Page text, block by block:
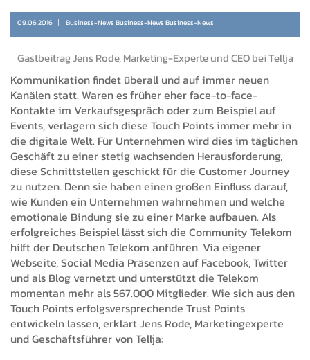
09.06.2016 Business-News Business-News Business-News
Gastbeitrag Jens Rode, Marketing-Experte und CEO bei Tellja
Kommunikation findet überall und auf immer neuen
Kanälen statt. Waren es früher eher face-to-face-
Kontakte im Verkaufsgespräch oder zum Beispiel auf
Events, verlagern sich diese Touch Points immer mehr in
die digitale Welt. Für Unternehmen wird dies im täglichen
Geschäft zu einer stetig wachsenden Herausforderung,
diese Schnittstellen geschickt für die Customer Journey
zu nutzen. Denn sie haben einen großen Einfluss darauf,
wie Kunden ein Unternehmen wahrnehmen und welche
emotionale Bindung sie zu einer Marke aufbauen. Als
erfolgreiches Beispiel lässt sich die Community Telekom
hilft der Deutschen Telekom anführen. Via eigener
Webseite, Social Media Präsenzen auf Facebook, Twitter
und als Blog vernetzt und unterstützt die Telekom
momentan mehr als 567.000 Mitglieder. Wie sich aus den
Touch Points erfolgsversprechende Trust Points
entwickeln lassen, erklärt Jens Rode, Marketingexperte
und Geschäftsführer von Tellja: